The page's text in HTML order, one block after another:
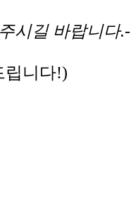
시길 바랍니다.-
립니다!)